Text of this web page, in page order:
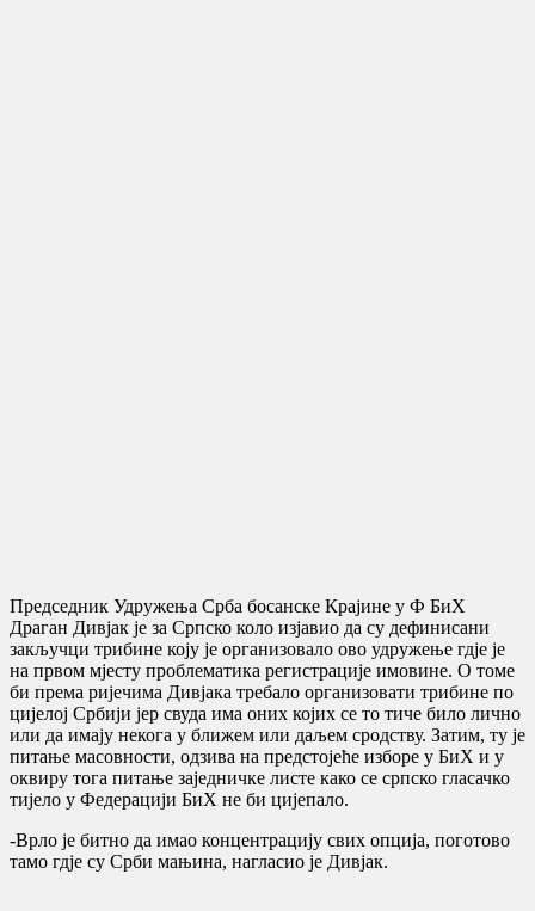
Председник Удружења Срба босанске Крајине у Ф БиХ
Драган Дивјак је за Српско коло изјавио да су дефинисани
закључци трибине коју је организовало ово удружење гдjе је
на првом мjесту проблематика регистрације имовине. О томе
би према ријечима Дивјака требало организовати трибине по
цијелој Србији јер свуда има оних којих се то тиче било лично
или да имају некога у ближем или даљем сродству. Затим, ту је
питање масовности, одзива на предстојеће изборе у БиХ и у
оквиру тога питање заједничке листе како се српско гласачко
тијело у Федерацији БиХ не би цијепало.
-Врло је битно да имао концентрацију свих опција, поготово
тамо гдје су Срби мањина, нагласио је Дивјак.